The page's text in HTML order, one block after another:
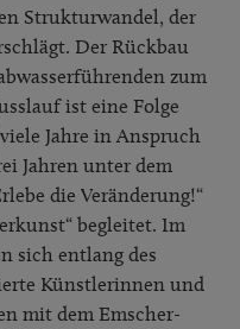
Strukturwandel, der
Der Rückbau
zum
ist eine Folge
Jahre in Anspruch
Jahren unter dem
die Veränderung!“
begleitet. Im
sich entlang des
Künstlerinnen und
mit dem Emscher-